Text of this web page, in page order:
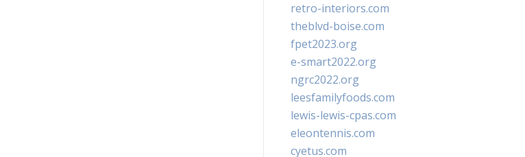
retro-interiors.com
theblvd-boise.com
fpet2023.org
e-smart2022.org
ngrc2022.org
leesfamilyfoods.com
lewis-lewis-cpas.com
eleontennis.com
cyetus.com